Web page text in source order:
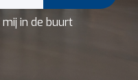
in de buurt